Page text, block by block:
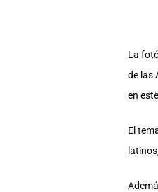
La
de las
en
El